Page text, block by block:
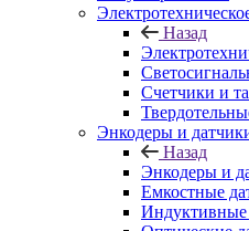
Назад
Счетчики и
Энкодеры и
Назад
Энкодеры и
Емкостные
Индуктивные